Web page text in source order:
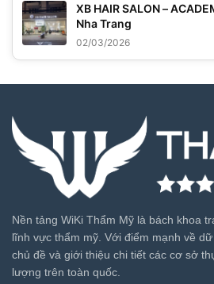
XB HAIR SALON –
Nha Trang
02/03/2026
Nền tảng WiKi Thẩm Mỹ là bách khoa
lĩnh vực thẩm mỹ. Với điểm mạnh về
chủ đề và giới thiệu chi tiết các cơ sở
lượng trên toàn quốc.